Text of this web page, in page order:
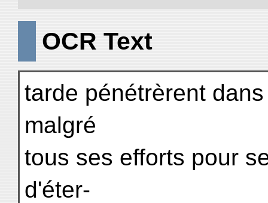
OCR Text
tarde pénétrèrent
malgré
tous ses efforts pour
d'éter-